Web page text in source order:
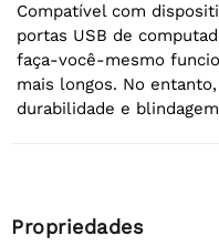
Compatível com
portas USB de
faça-você-mesmo
mais longos. No
durabilidade e
Propriedades